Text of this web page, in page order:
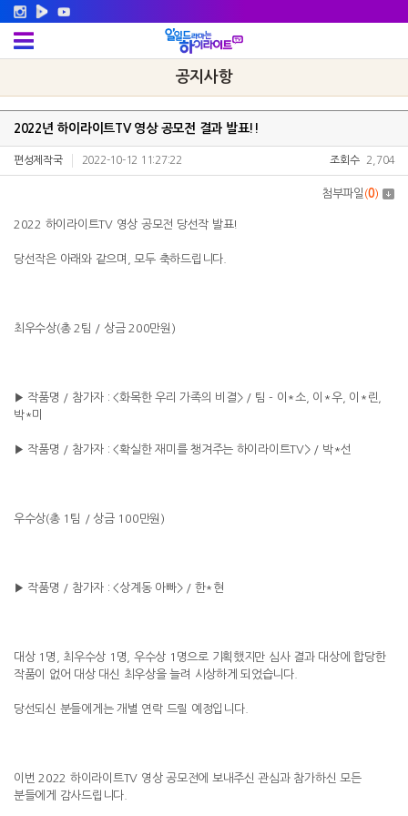
공지사항
2022년 하이라이트TV 영상 공모전 결과 발표!!
편성제작국 2022-10-12 11:27:22 조회수 2,704
첨부파일 (0)
2022 하이라이트TV 영상 공모전 당선작 발표!
당선작은 아래와 같으며, 모두 축하드립니다.
최우수상(총 2팀 / 상금 200만원)
▶ 작품명 / 참가자 : <화목한 우리 가족의 비결> / 팀 - 이*소, 이*우, 이*린,
박*미
▶ 작품명 / 참가자 : <확실한 재미를 챙겨주는 하이라이트TV> / 박*선
우수상(총 1팀 / 상금 100만원)
▶ 작품명 / 참가자 : <상계동 아빠> / 한*현
대상 1명, 최우수상 1명, 우수상 1명으로 기획했지만 심사 결과 대상에 합당한
작품이 없어 대상 대신 최우상을 늘려 시상하게 되었습니다.
당선되신 분들에게는 개별 연락 드릴 예정입니다.
이번 2022 하이라이트TV 영상 공모전에 보내주신 관심과 참가하신 모든
분들에게 감사드립니다.